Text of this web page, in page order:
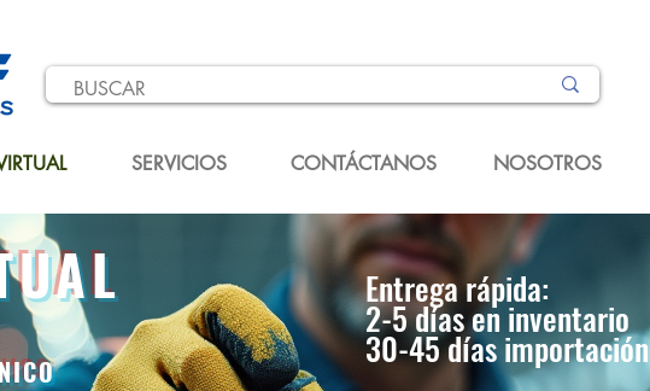
SERVICIOS CONTÁCTANOS NOSOTROS
Entrega rápida:
2-5 días en inventario
30-45 días importación